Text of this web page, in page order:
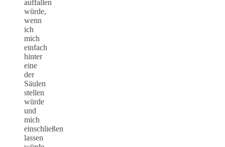
auffallen
würde,
wenn
ich
mich
einfach
hinter
eine
der
Säulen
stellen
würde
und
mich
einschließen
lassen